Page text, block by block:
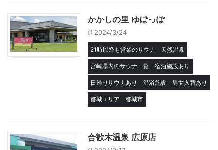
かかしの里 ゆぽっぽ
2024/3/24
21時以降も営業のサウナ 天然温泉
宮崎県内のサウナ一覧 宿泊施設あり
日帰りサウナあり 温浴施設 男女入替あり
都城エリア 都城市
合歓木温泉 広原店